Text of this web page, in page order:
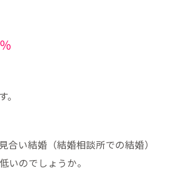
。
合い結婚（結婚相談所での結婚）
いのでしょうか。